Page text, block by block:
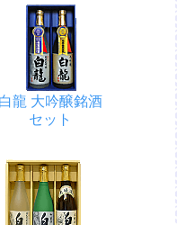
白龍 大吟醸銘酒
セット